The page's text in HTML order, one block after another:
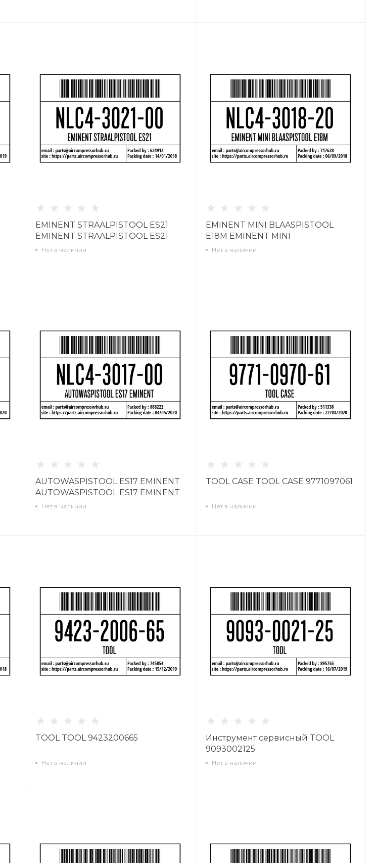
EMINENT STRAALPISTOOL ES21
EMINENT STRAALPISTOOL ES21
NLC4302100
Нет в наличии
EMINENT MINI BLAASPISTOOL
E18M EMINENT MINI
BLAASPISTOOL E18M NLC4301820
Нет в наличии
AUTOWASPISTOOL ES17 EMINENT
AUTOWASPISTOOL ES17 EMINENT
NLC4301700
Нет в наличии
TOOL CASE TOOL CASE 9771097061
Нет в наличии
TOOL TOOL 9423200665
Нет в наличии
Инструмент сервисный TOOL
9093002125
Нет в наличии